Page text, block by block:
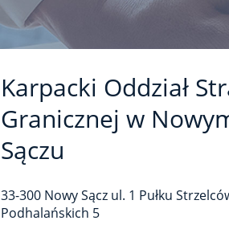
Karpacki Oddział
Granicznej w
Sączu
33-300 Nowy Sącz ul. 1 Pułku
Podhalańskich 5